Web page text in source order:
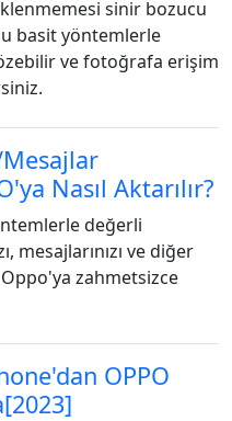
sinir bozucu
basit yöntemlerle
ve fotoğrafa erişim
Nasıl Aktarılır?
değerli
mesajlarınızı ve diğer
zahmetsizce
OPPO
Tiếng Việt
Português
Italiano
தமிழ்
қазақ
文